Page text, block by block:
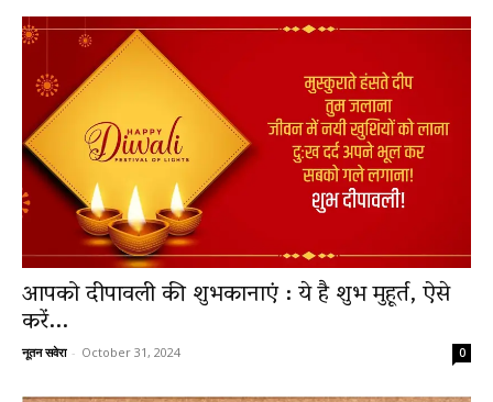
आपको दीपावली की शुभकानाएं : ये है शुभ मुहूर्त, ऐसे
करें...
नूतन सवेरा - October 31, 2024 0